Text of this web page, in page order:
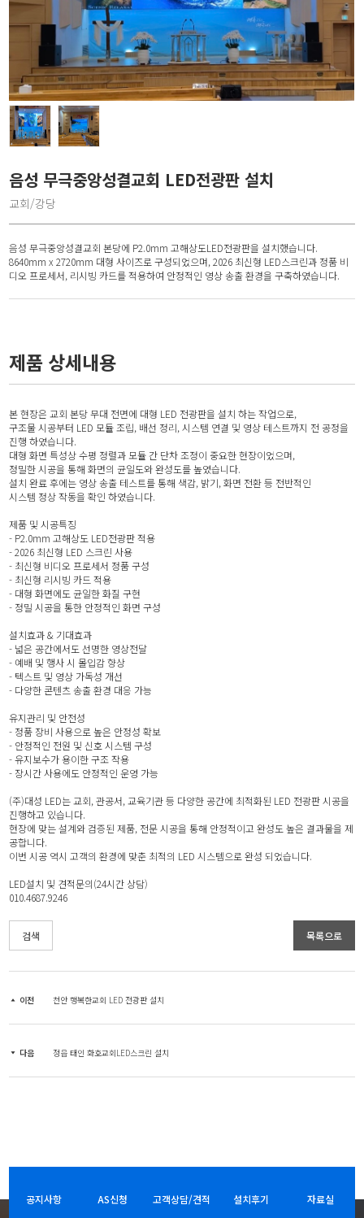
음성 무극중앙성결교회 LED전광판 설치
교회/강당
음성 무극중앙성결교회 본당에 P2.0mm 고해상도LED전광판을 설치했습니다.
8640mm x 2720mm 대형 사이즈로 구성되었으며, 2026 최신형 LED스크린과 정품 비
디오 프로세서, 리시빙 카드를 적용하여 안정적인 영상 송출 환경을 구축하였습니다.
제품 상세내용
본 현장은 교회 본당 무대 전면에 대형 LED 전광판을 설치 하는 작업으로,
구조물 시공부터 LED 모듈 조립, 배선 정리, 시스템 연결 및 영상 테스트까지 전 공정을
진행 하였습니다.
대형 화면 특성상 수평 정렬과 모듈 간 단차 조정이 중요한 현장이었으며,
정밀한 시공을 통해 화면의 균일도와 완성도를 높였습니다.
설치 완료 후에는 영상 송출 테스트를 통해 색감, 밝기, 화면 전환 등 전반적인
시스템 정상 작동을 확인 하였습니다.
제품 및 시공특징
- P2.0mm 고해상도 LED전광판 적용
- 2026 최신형 LED 스크린 사용
- 최신형 비디오 프로세서 정품 구성
- 최신형 리시빙 카드 적용
- 대형 화면에도 균일한 화질 구현
- 정밀 시공을 통한 안정적인 화면 구성
설치효과 & 기대효과
- 넓은 공간에서도 선명한 영상전달
- 예배 및 행사 시 몰입감 향상
- 텍스트 및 영상 가독성 개선
- 다양한 콘텐츠 송출 환경 대응 가능
유지관리 및 안전성
- 정품 장비 사용으로 높은 안정성 확보
- 안정적인 전원 및 신호 시스템 구성
- 유지보수가 용이한 구조 작용
- 장시간 사용에도 안정적인 운영 가능
(주)대성 LED는 교회, 관공서, 교육기관 등 다양한 공간에 최적화된 LED 전광판 시공을
진행하고 있습니다.
현장에 맞는 설계와 검증된 제품, 전문 시공을 통해 안정적이고 완성도 높은 결과물을 제
공합니다.
이번 시공 역시 고객의 환경에 맞춘 최적의 LED 시스템으로 완성 되었습니다.
LED설치 및 견적문의(24시간 상담)
010.4687.9246
검색 목록으로
이전 천안 행복한교회 LED 전광판 설치
다음 정읍 태인 화호교회LED스크린 설치
공지사항 AS신청 고객상담/견적 설치후기 자료실